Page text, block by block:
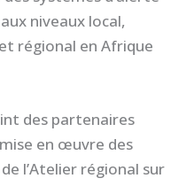
niveaux local,
régional en Afrique
des partenaires
en œuvre des
l’Atelier régional sur